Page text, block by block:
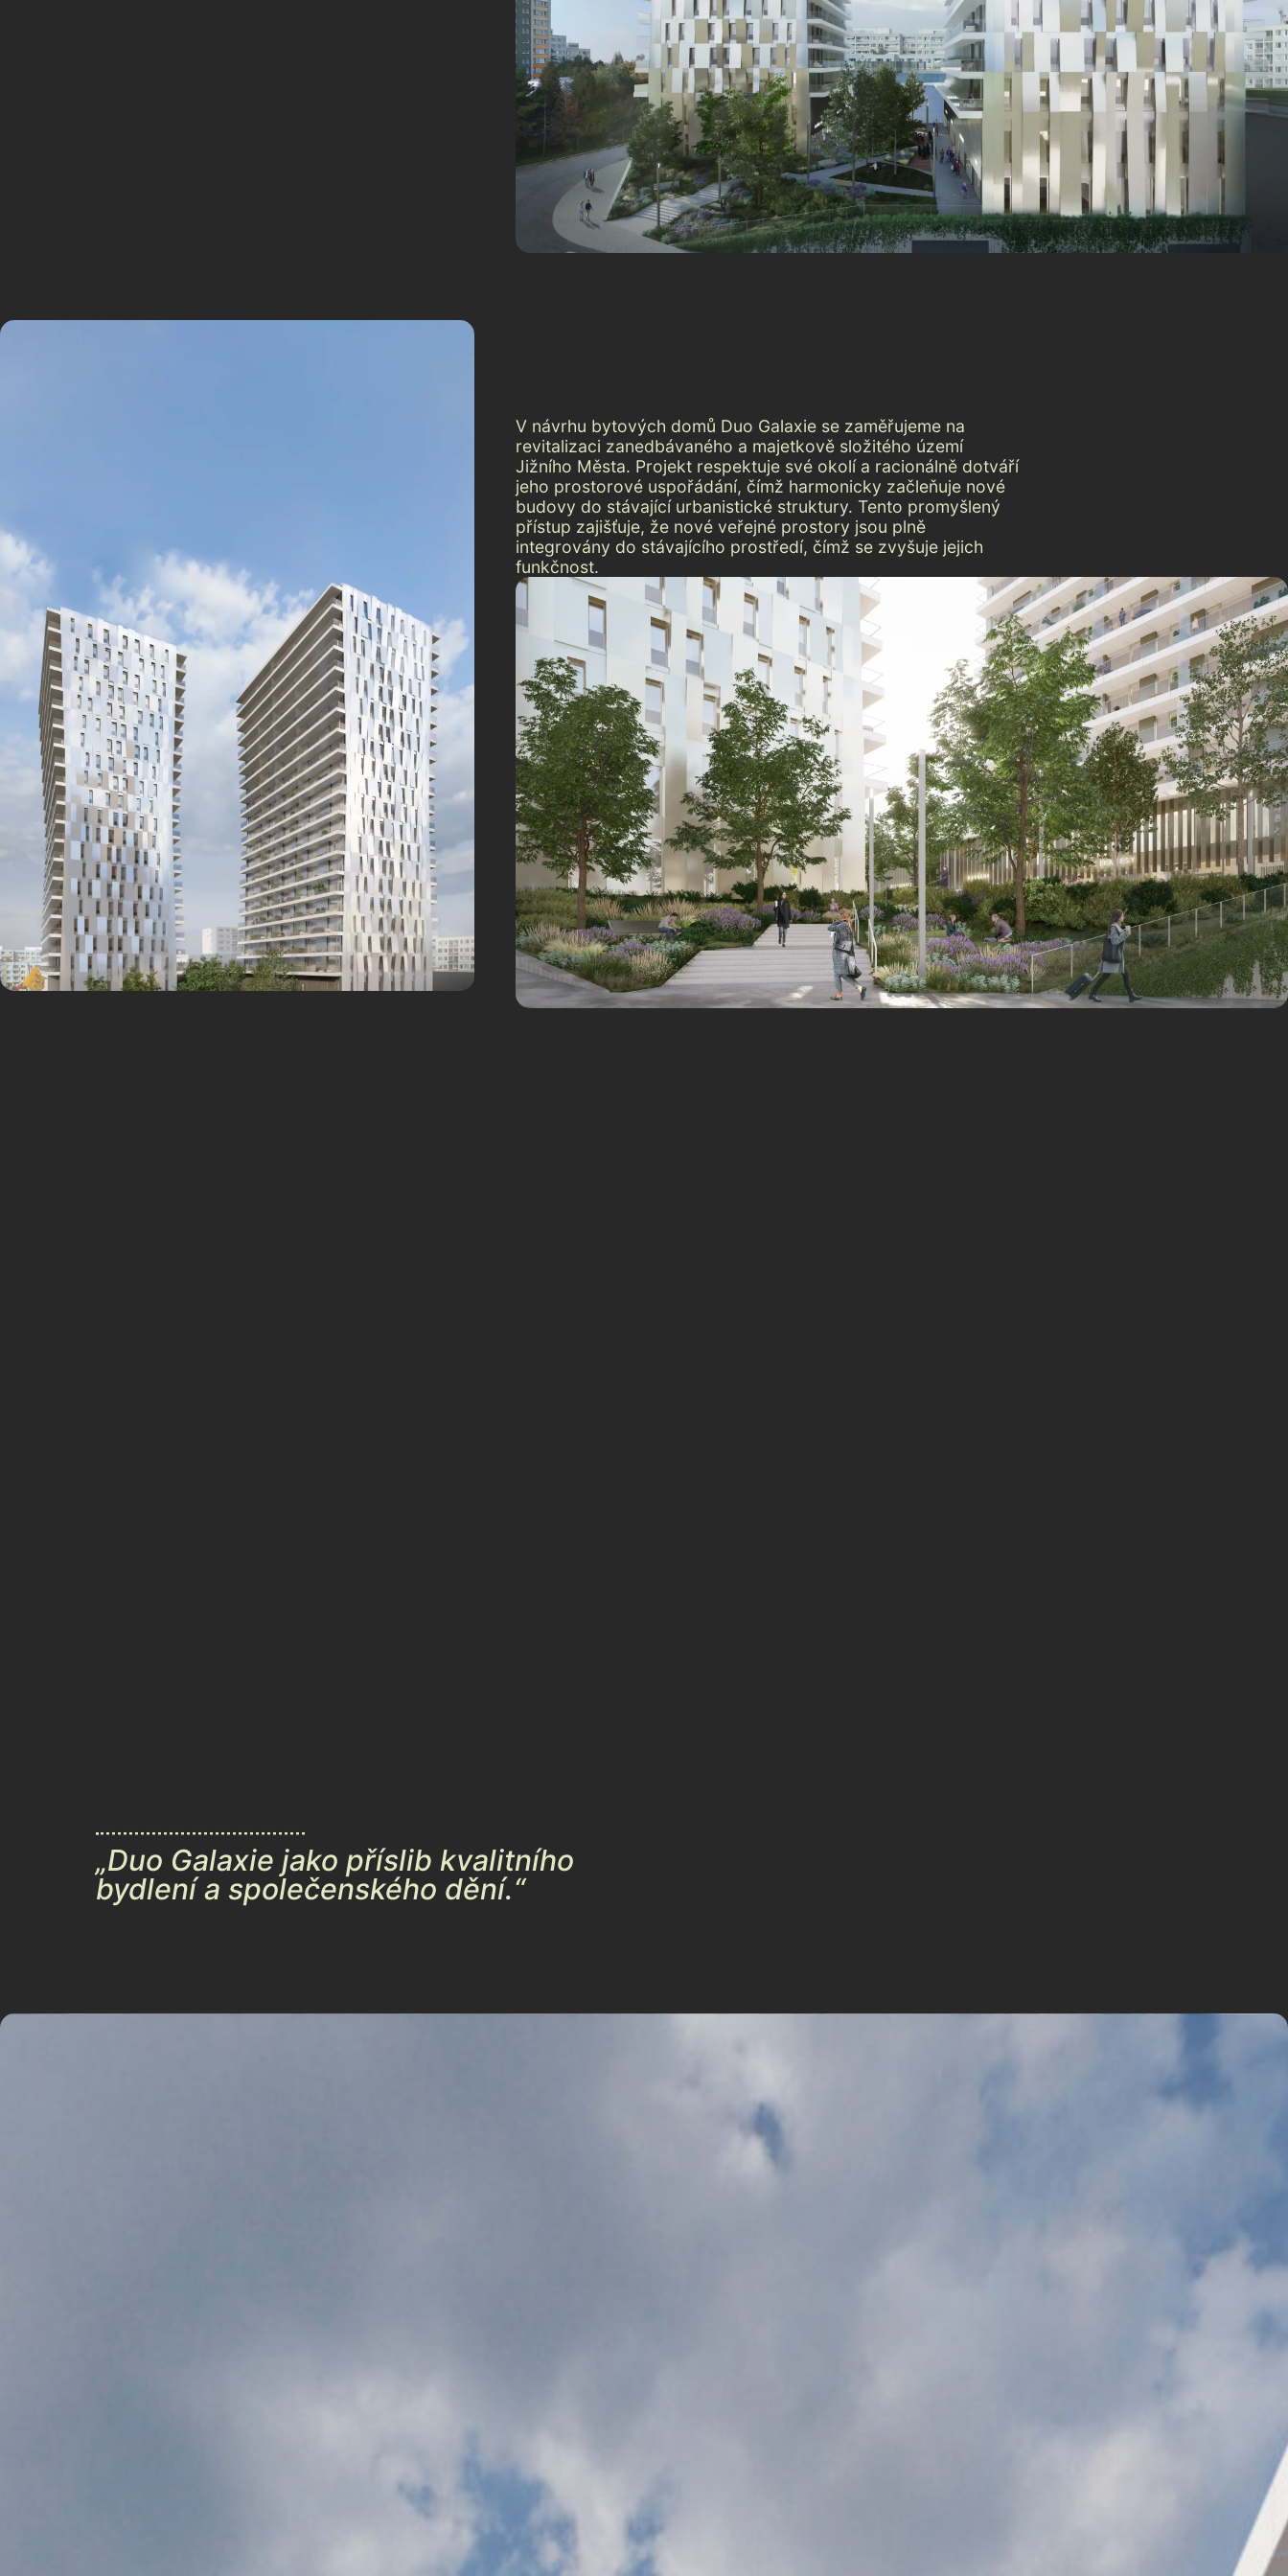
V návrhu bytových domů Duo Galaxie se zaměřujeme na
revitalizaci zanedbávaného a majetkově složitého území
Jižního Města. Projekt respektuje své okolí a racionálně dotváří
jeho prostorové uspořádání, čímž harmonicky začleňuje nové
budovy do stávající urbanistické struktury. Tento promyšlený
přístup zajišťuje, že nové veřejné prostory jsou plně
integrovány do stávajícího prostředí, čímž se zvyšuje jejich
funkčnost.
„Duo Galaxie jako příslib kvalitního
bydlení a společenského dění.“